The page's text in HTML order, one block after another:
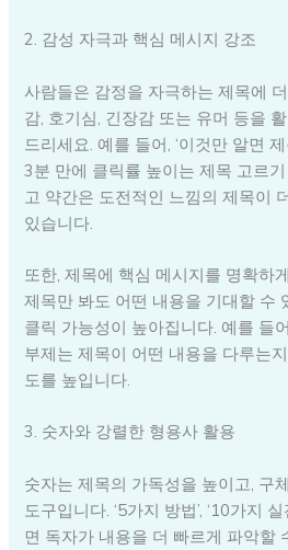
2. 감성 자극과 핵심 메시지 강조
사람들은 감정을 자극하는 제목에
감, 호기심, 긴장감 또는 유머 등을
드리세요. 예를 들어, ‘이것만 알면
3분 만에 클릭률 높이는 제목 고르
고 약간은 도전적인 느낌의 제목이
있습니다.
또한, 제목에 핵심 메시지를 명확하
제목만 봐도 어떤 내용을 기대할 수
클릭 가능성이 높아집니다. 예를 들
부제는 제목이 어떤 내용을 다루는
도를 높입니다.
3. 숫자와 강렬한 형용사 활용
숫자는 제목의 가독성을 높이고, 구
도구입니다. ‘5가지 방법’, ‘10가지
면 독자가 내용을 더 빠르게 파악할